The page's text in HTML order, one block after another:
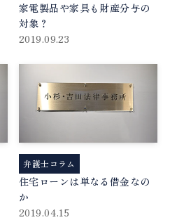
家電製品や家具も財産分与の
対象？
2019.09.23
住宅ローンは単なる借金なの
か
2019.04.15
弁護士コラム